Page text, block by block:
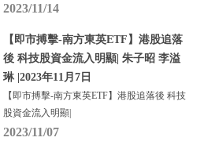
2023/11/14
【即市搏擊-南方東英ETF】港股追落
後 科技股資金流入明顯| 朱子昭 李溢
琳 |2023年11月7日
【即市搏擊-南方東英ETF】港股追落後 科技
股資金流入明顯|
2023/11/07